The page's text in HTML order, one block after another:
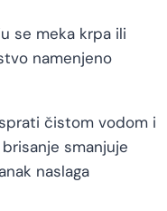
se meka krpa ili
namenjeno
čistom vodom i
smanjuje
naslaga